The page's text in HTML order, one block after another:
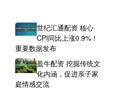
世纪汇通配资 核心
CPI同比上涨0.9%！
重要数据发布
盈牛配资 挖掘传统文
化内涵，促进亲子家
庭情感交流